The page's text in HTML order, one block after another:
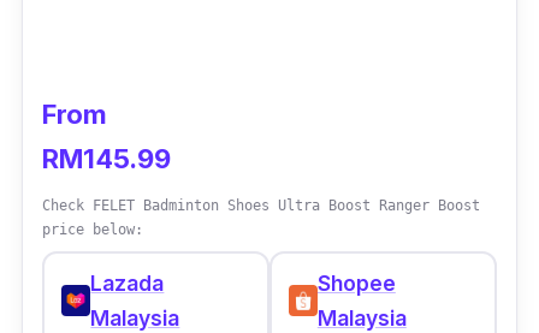
From
RM145.99
Check FELET Badminton Shoes Ultra Boost Ranger Boost
price below:
Lazada
Malaysia
Shopee
Malaysia